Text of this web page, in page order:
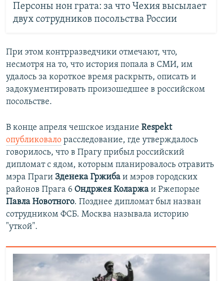
Персоны нон грата: за что Чехия высылает
двух сотрудников посольства России
При этом контрразведчики отмечают, что,
несмотря на то, что история попала в СМИ, им
удалось за короткое время раскрыть, описать и
задокументировать произошедшее в российском
посольстве.
В конце апреля чешское издание Respekt
опубликовало расследование, где утверждалось
говорилось, что в Прагу прибыл российский
дипломат с ядом, которым планировалось отравить
мэра Праги Зденека Гржиба и мэров городских
районов Прага 6 Ондржея Коларжа и Ржепорые
Павла Новотного. Позднее дипломат был назван
сотрудником ФСБ. Москва называла историю
"уткой".